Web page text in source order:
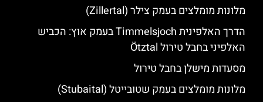
מלונות מומלצים בעמק צילר (Zillertal)
הדרך האלפינית Timmelsjoch בעמק אוץ: הכביש
האלפיני בחבל טירול Ötztal
מסעדות מישלן בחבל טירול
מלונות מומלצים בעמק שטובייטל (Stubaital)